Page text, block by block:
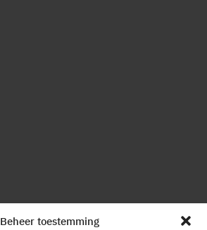
Beheer toestemming